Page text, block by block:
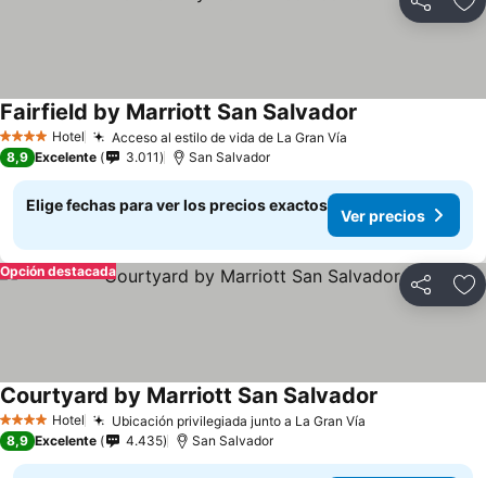
Compartir
4 EstrellasHotel Acceso al estilo de vida de La Gran Vía
Fairfield by Marriott San Salvador
8,9 Excelente 3.011 San Salvador
Elige fechas para ver los precios exactos
Ver precios
Compartir
Opción destacada
4 EstrellasHotel Ubicación privilegiada junto a La Gran Vía
Courtyard by Marriott San Salvador
8,9 Excelente 4.435 San Salvador